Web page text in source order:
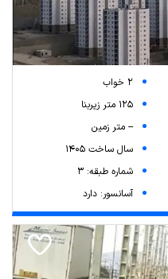
2 خواب
125 متر زیربنا
-- متر زمین
سال ساخت 1405
شماره طبقه: 3
آسانسور: دارد